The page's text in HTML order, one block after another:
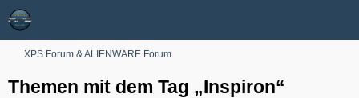
XPS Forum & ALIENWARE Forum
Themen mit dem Tag „Inspiron“